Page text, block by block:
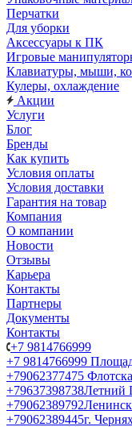
Перчатки
Для уборки
Аксессуары к ПК
Игровые
Клавиатуры, мыши,
Кулеры, охлаждение
Акции
Услуги
Блог
Бренды
Как купить
Условия оплаты
Условия доставки
Гарантия на товар
Компания
О компании
Новости
Отзывы
Карьера
Контакты
Партнеры
Документы
Контакты
+7 9814766999
+7 9814766999
+79062377475
+79637398738Летний
+79062389792
+79062389445г.